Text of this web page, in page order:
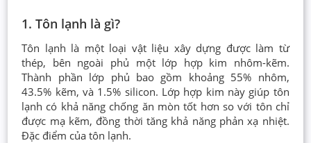
1. Tôn lạnh là gì?
Tôn lạnh là một loại vật liệu xây dựng được làm từ
thép, bên ngoài phủ một lớp hợp kim nhôm-kẽm.
Thành phần lớp phủ bao gồm khoảng 55% nhôm,
43.5% kẽm, và 1.5% silicon. Lớp hợp kim này giúp tôn
lạnh có khả năng chống ăn mòn tốt hơn so với tôn chỉ
được mạ kẽm, đồng thời tăng khả năng phản xạ nhiệt.
Đặc điểm của tôn lạnh.